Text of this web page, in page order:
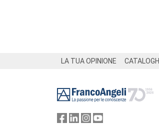
LA TUA OPINIONE CATALOGHI